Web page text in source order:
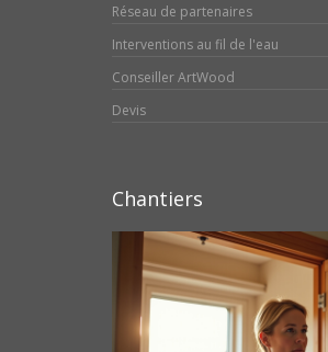
Réseau de partenaires
Interventions au fil de l'eau
Conseiller ArtWood
Devis
Chantiers